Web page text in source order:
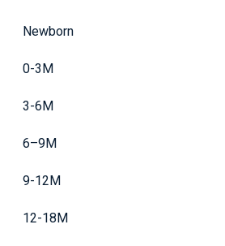
Newborn
0-3M
3-6M
6–9M
9-12M
12-18M